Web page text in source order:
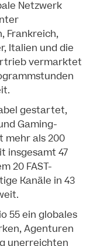
Netzwerk
Frankreich,
Italien und die
vermarktet
gestartet,
Gaming-
mehr als 200
insgesamt 47
20 FAST-
Kanäle in 43
55 ein globales
Agenturen
unerreichten